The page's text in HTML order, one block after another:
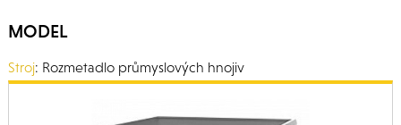
MODEL
Stroj: Rozmetadlo průmyslových hnojiv